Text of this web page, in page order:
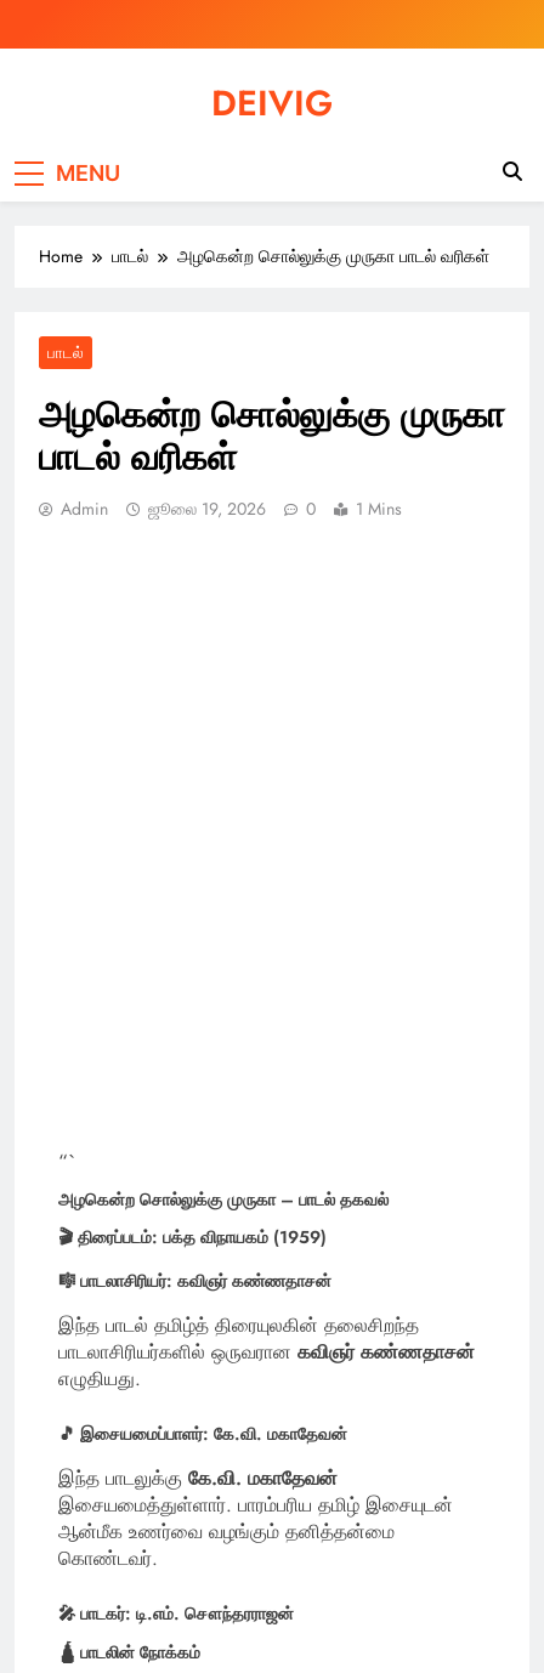
DEIVIG
MENU
Home பாடல் அழகென்ற சொல்லுக்கு முருகா பாடல் வரிகள்
பாடல்
அழகென்ற சொல்லுக்கு முருகா
பாடல் வரிகள்
Admin ஜூலை 19, 2026 0 1 Mins
“`
அழகென்ற சொல்லுக்கு முருகா – பாடல் தகவல்
🎬 திரைப்படம்: பக்த விநாயகம் (1959)
🎼 பாடலாசிரியர்: கவிஞர் கண்ணதாசன்
இந்த பாடல் தமிழ்த் திரையுலகின் தலைசிறந்த
பாடலாசிரியர்களில் ஒருவரான கவிஞர் கண்ணதாசன்
எழுதியது.
🎵 இசையமைப்பாளர்: கே.வி. மகாதேவன்
இந்த பாடலுக்கு கே.வி. மகாதேவன்
இசையமைத்துள்ளார். பாரம்பரிய தமிழ் இசையுடன்
ஆன்மீக உணர்வை வழங்கும் தனித்தன்மை
கொண்டவர்.
🎤 பாடகர்: டி.எம். சௌந்தரராஜன்
🛕 பாடலின் நோக்கம்